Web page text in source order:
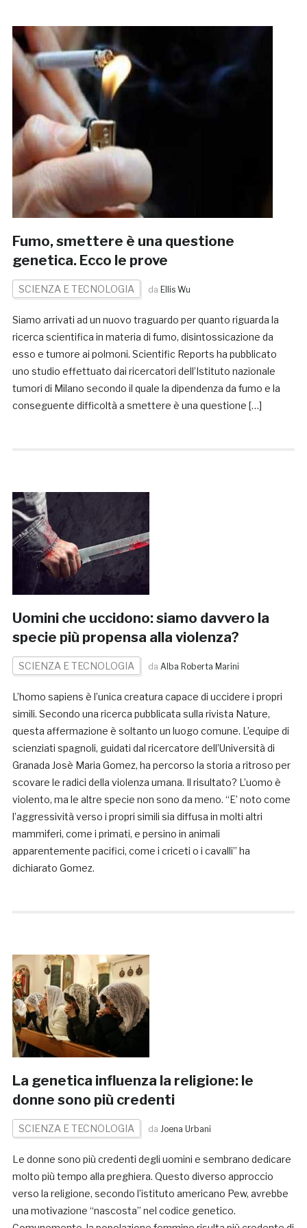
Fumo, smettere è una questione
genetica. Ecco le prove
SCIENZA E TECNOLOGIA da Ellis Wu
Siamo arrivati ad un nuovo traguardo per quanto riguarda la
ricerca scientifica in materia di fumo, disintossicazione da
esso e tumore ai polmoni. Scientific Reports ha pubblicato
uno studio effettuato dai ricercatori dell’Istituto nazionale
tumori di Milano secondo il quale la dipendenza da fumo e la
conseguente difficoltà a smettere è una questione […]
Uomini che uccidono: siamo davvero la
specie più propensa alla violenza?
SCIENZA E TECNOLOGIA da Alba Roberta Marini
L’homo sapiens è l’unica creatura capace di uccidere i propri
simili. Secondo una ricerca pubblicata sulla rivista Nature,
questa affermazione è soltanto un luogo comune. L’equipe di
scienziati spagnoli, guidati dal ricercatore dell’Università di
Granada Josè Maria Gomez, ha percorso la storia a ritroso per
scovare le radici della violenza umana. Il risultato? L’uomo è
violento, ma le altre specie non sono da meno. “E’ noto come
l’aggressività verso i propri simili sia diffusa in molti altri
mammiferi, come i primati, e persino in animali
apparentemente pacifici, come i criceti o i cavalli” ha
dichiarato Gomez.
La genetica influenza la religione: le
donne sono più credenti
SCIENZA E TECNOLOGIA da Joena Urbani
Le donne sono più credenti degli uomini e sembrano dedicare
molto più tempo alla preghiera. Questo diverso approccio
verso la religione, secondo l’istituto americano Pew, avrebbe
una motivazione “nascosta” nel codice genetico.